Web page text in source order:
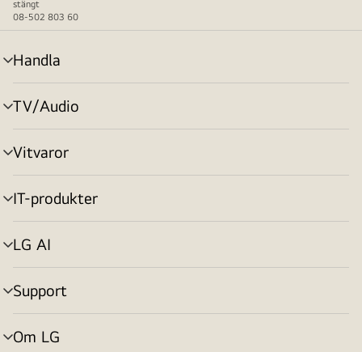
stängt
08-502 803 60
Handla
menyväxling
TV/Audio
menyväxling
Vitvaror
menyväxling
IT-produkter
menyväxling
LG AI
menyväxling
Support
menyväxling
Om LG
menyväxling